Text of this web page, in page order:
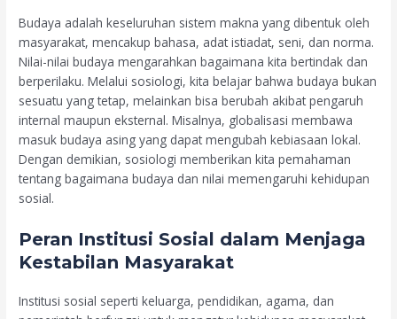
Budaya adalah keseluruhan sistem makna yang dibentuk oleh
masyarakat, mencakup bahasa, adat istiadat, seni, dan norma.
Nilai-nilai budaya mengarahkan bagaimana kita bertindak dan
berperilaku. Melalui sosiologi, kita belajar bahwa budaya bukan
sesuatu yang tetap, melainkan bisa berubah akibat pengaruh
internal maupun eksternal. Misalnya, globalisasi membawa
masuk budaya asing yang dapat mengubah kebiasaan lokal.
Dengan demikian, sosiologi memberikan kita pemahaman
tentang bagaimana budaya dan nilai memengaruhi kehidupan
sosial.
Peran Institusi Sosial dalam Menjaga
Kestabilan Masyarakat
Institusi sosial seperti keluarga, pendidikan, agama, dan